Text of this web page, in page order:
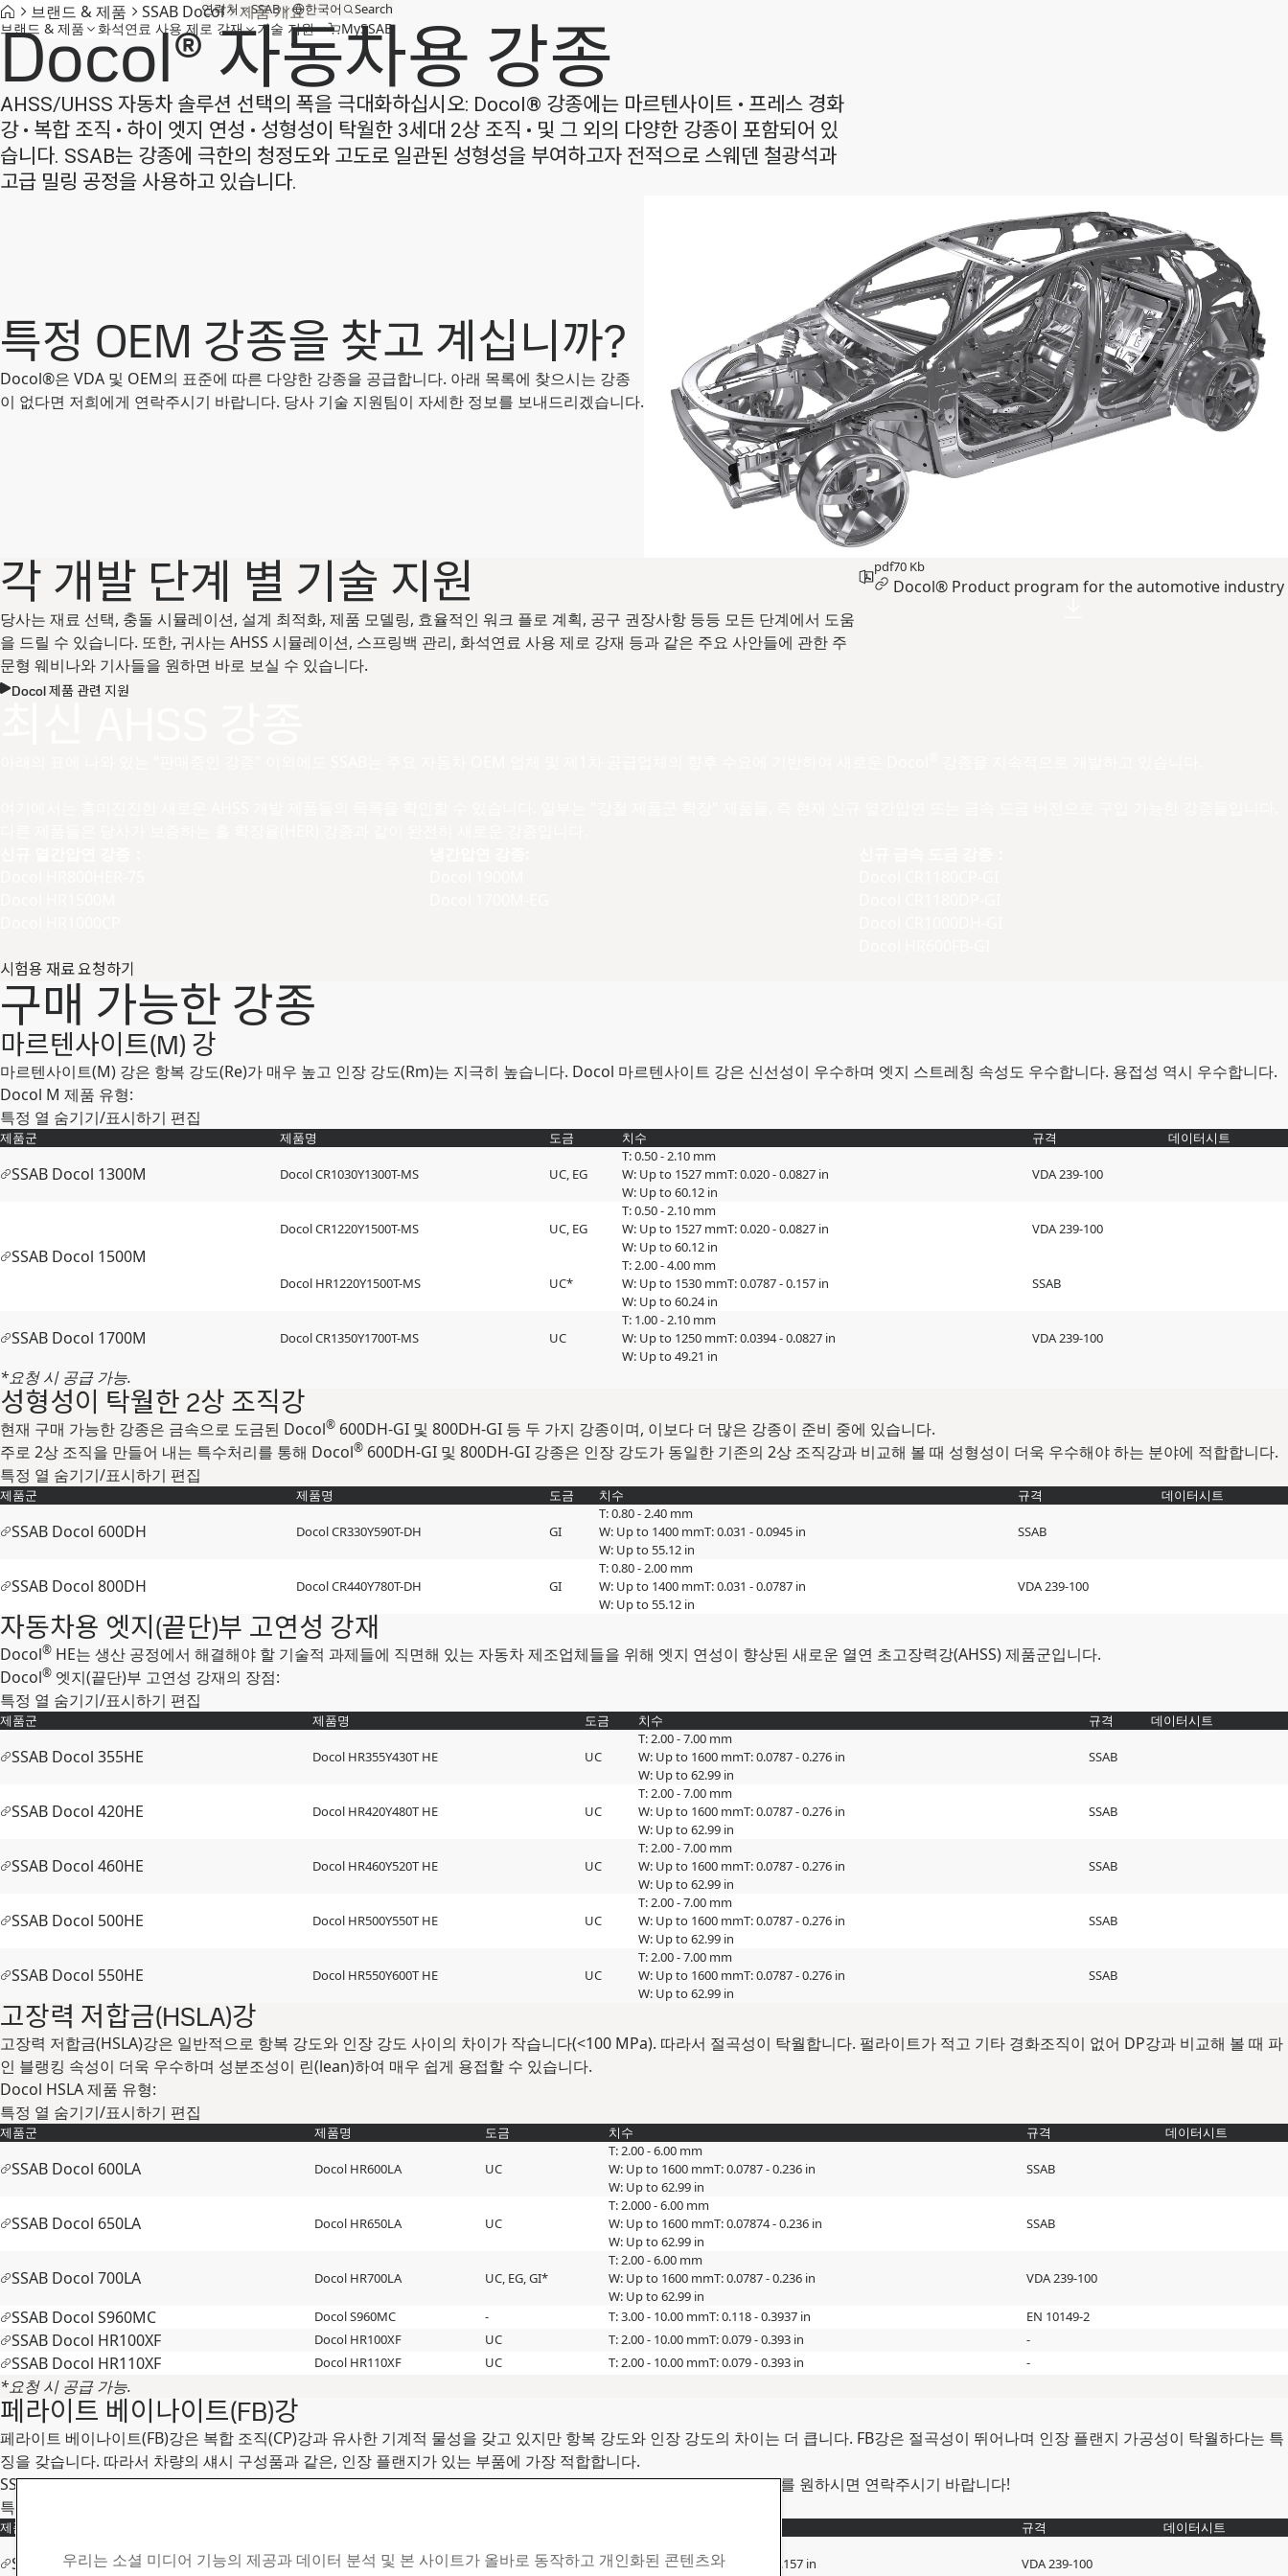
연락처 SSAB 한국어 Search
브랜드 & 제품 화석연료 사용 제로 강재 기술 지원 MySSAB
브랜드 & 제품 SSAB Docol 제품 개요
Docol® 자동차용 강종
AHSS/UHSS 자동차 솔루션 선택의 폭을 극대화하십시오: Docol® 강종에는 마르텐사이트 • 프레스 경화
강 • 복합 조직 • 하이 엣지 연성 • 성형성이 탁월한 3세대 2상 조직 • 및 그 외의 다양한 강종이 포함되어 있
습니다. SSAB는 강종에 극한의 청정도와 고도로 일관된 성형성을 부여하고자 전적으로 스웨덴 철광석과
고급 밀링 공정을 사용하고 있습니다.
특정 OEM 강종을 찾고 계십니까?
Docol®은 VDA 및 OEM의 표준에 따른 다양한 강종을 공급합니다. 아래 목록에 찾으시는 강종
이 없다면 저희에게 연락주시기 바랍니다. 당사 기술 지원팀이 자세한 정보를 보내드리겠습니다.
각 개발 단계 별 기술 지원
당사는 재료 선택, 충돌 시뮬레이션, 설계 최적화, 제품 모델링, 효율적인 워크 플로 계획, 공구 권장사항 등등 모든 단계에서 도움
을 드릴 수 있습니다. 또한, 귀사는 AHSS 시뮬레이션, 스프링백 관리, 화석연료 사용 제로 강재 등과 같은 주요 사안들에 관한 주
문형 웨비나와 기사들을 원하면 바로 보실 수 있습니다.
Docol 제품 관련 지원
pdf70 Kb
Docol® Product program for the automotive industry
시험용 재료 요청하기
구매 가능한 강종
마르텐사이트(M) 강
마르텐사이트(M) 강은 항복 강도(Re)가 매우 높고 인장 강도(Rm)는 지극히 높습니다. Docol 마르텐사이트 강은 신선성이 우수하며 엣지 스트레칭 속성도 우수합니다. 용접성 역시 우수합니다.
Docol M 제품 유형:
특정 열 숨기기/표시하기 편집
제품군 제품명 도금 치수 규격 데이터시트
SSAB Docol 1300M Docol CR​1030Y​1300T-​MS UC, EG
T: 0.50 - 2.10 mm
W: Up to 1527 mmT: 0.020 - 0.0827 in
W: Up to 60.12 in
VDA 239-100
SSAB Docol 1500M
Docol CR​1220Y​1500T-​MS UC, EG
T: 0.50 - 2.10 mm
W: Up to 1527 mmT: 0.020 - 0.0827 in
W: Up to 60.12 in
VDA 239-100
Docol HR​1220Y​1500T-​MS UC*
T: 2.00 - 4.00 mm
W: Up to 1530 mmT: 0.0787 - 0.157 in
W: Up to 60.24 in
SSAB
SSAB Docol 1700M Docol CR​1350Y​1700T-​MS UC
T: 1.00 - 2.10 mm
W: Up to 1250 mmT: 0.0394 - 0.0827 in
W: Up to 49.21 in
VDA 239-100
*요청 시 공급 가능.
성형성이 탁월한 2상 조직강
현재 구매 가능한 강종은 금속으로 도금된 Docol® 600DH-GI 및 800DH-GI 등 두 가지 강종이며, 이보다 더 많은 강종이 준비 중에 있습니다.
주로 2상 조직을 만들어 내는 특수처리를 통해 Docol® 600DH-GI 및 800DH-GI 강종은 인장 강도가 동일한 기존의 2상 조직강과 비교해 볼 때 성형성이 더욱 우수해야 하는 분야에 적합합니다.
특정 열 숨기기/표시하기 편집
제품군 제품명 도금 치수 규격 데이터시트
SSAB Docol 600DH Docol CR​330Y​590T-​DH GI
T: 0.80 - 2.40 mm
W: Up to 1400 mmT: 0.031 - 0.0945 in
W: Up to 55.12 in
SSAB
SSAB Docol 800DH Docol CR​440Y​780T-​DH GI
T: 0.80 - 2.00 mm
W: Up to 1400 mmT: 0.031 - 0.0787 in
W: Up to 55.12 in
VDA 239-100
자동차용 엣지(끝단)부 고연성 강재
Docol® HE는 생산 공정에서 해결해야 할 기술적 과제들에 직면해 있는 자동차 제조업체들을 위해 엣지 연성이 향상된 새로운 열연 초고장력강(AHSS) 제품군입니다.
Docol® 엣지(끝단)부 고연성 강재의 장점:
특정 열 숨기기/표시하기 편집
제품군 제품명 도금 치수 규격 데이터시트
SSAB Docol 355HE Docol HR355Y430T HE UC
T: 2.00 - 7.00 mm
W: Up to 1600 mmT: 0.0787 - 0.276 in
W: Up to 62.99 in
SSAB
SSAB Docol 420HE Docol HR420Y480T HE UC
T: 2.00 - 7.00 mm
W: Up to 1600 mmT: 0.0787 - 0.276 in
W: Up to 62.99 in
SSAB
SSAB Docol 460HE Docol HR460Y520T HE UC
T: 2.00 - 7.00 mm
W: Up to 1600 mmT: 0.0787 - 0.276 in
W: Up to 62.99 in
SSAB
SSAB Docol 500HE Docol HR500Y550T HE UC
T: 2.00 - 7.00 mm
W: Up to 1600 mmT: 0.0787 - 0.276 in
W: Up to 62.99 in
SSAB
SSAB Docol 550HE Docol HR550Y600T HE UC
T: 2.00 - 7.00 mm
W: Up to 1600 mmT: 0.0787 - 0.276 in
W: Up to 62.99 in
SSAB
고장력 저합금(HSLA)강
고장력 저합금(HSLA)강은 일반적으로 항복 강도와 인장 강도 사이의 차이가 작습니다(<100 MPa). 따라서 절곡성이 탁월합니다. 펄라이트가 적고 기타 경화조직이 없어 DP강과 비교해 볼 때 파
인 블랭킹 속성이 더욱 우수하며 성분조성이 린(lean)하여 매우 쉽게 용접할 수 있습니다.
Docol HSLA 제품 유형:
특정 열 숨기기/표시하기 편집
제품군 제품명 도금 치수 규격 데이터시트
SSAB Docol 600LA Docol HR​600LA UC
T: 2.00 - 6.00 mm
W: Up to 1600 mmT: 0.0787 - 0.236 in
W: Up to 62.99 in
SSAB
SSAB Docol 650LA Docol HR​650LA UC
T: 2.000 - 6.00 mm
W: Up to 1600 mmT: 0.07874 - 0.236 in
W: Up to 62.99 in
SSAB
SSAB Docol 700LA Docol HR​700LA UC, EG, GI*
T: 2.00 - 6.00 mm
W: Up to 1600 mmT: 0.0787 - 0.236 in
W: Up to 62.99 in
VDA 239-100
SSAB Docol S960MC Docol S960MC - T: 3.00 - 10.00 mmT: 0.118 - 0.3937 in EN 10149-2
SSAB Docol HR100XF Docol HR100XF UC T: 2.00 - 10.00 mmT: 0.079 - 0.393 in -
SSAB Docol HR110XF Docol HR110XF UC T: 2.00 - 10.00 mmT: 0.079 - 0.393 in -
*요청 시 공급 가능.
페라이트 베이나이트(FB)강
페라이트 베이나이트(FB)강은 복합 조직(CP)강과 유사한 기계적 물성을 갖고 있지만 항복 강도와 인장 강도의 차이는 더 큽니다. FB강은 절곡성이 뛰어나며 인장 플랜지 가공성이 탁월하다는 특
징을 갖습니다. 따라서 차량의 섀시 구성품과 같은, 인장 플랜지가 있는 부품에 가장 적합합니다.
SSAB에서는 자동차 시장의 요구를 충족시키기 위해 이러한 강재에 관한 프로젝트를 진행하고 있습니다. 자세한 정보를 원하시면 연락주시기 바랍니다!
특정 열 숨기기/표시하기
제품군 규격 데이터시트
SSAB Docol 600FB Docol HR​440Y​580T-​FB UC, GI*
W: Up to 1600 mmT: 0.0787 - 0.157 in
VDA 239-100
우리는 소셜 미디어 기능의 제공과 데이터 분석 및 본 사이트가 올바로 동작하고 개인화된 콘텐츠와